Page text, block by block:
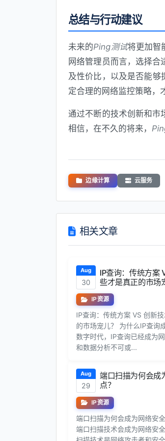
总结与行动建议
未来的Ping测试将更加智
网络管理员而言，选择合
及性价比，以及是否能够
定合理的网络监控策略，
通过不断的技术创新和市
相信，在不久的将来，
边缘计算 云服务
相关文章
Aug
30
IP查询：传统方案
些才是真正的市场
IP资源
IP查询：传统方案 VS 创新
的市场宠儿？ 为什么IP查询
数字时代，IP查询已经成为
和数据分析不可或...
Aug
29
端口扫描为何会成
点？
IP资源
端口扫描为何会成为网络安
端口扫描技术会成为网络安